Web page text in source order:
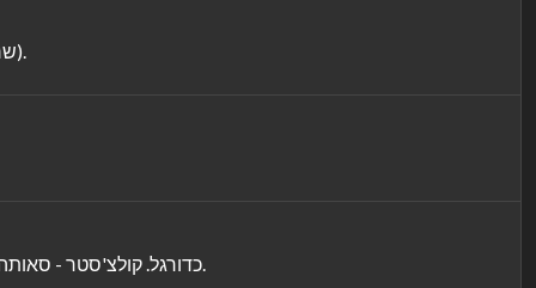
מגזין שבועי עם כל הסיפורים, מבט מאחורי הקלעים, ראיונות עם מיטב הטניסאים וכל הרגעים המיוחדים מהשבוע החולף בסבב ה-ATP. (שח).
כדורגל. קולצ'סטר - סאותהמפטון, גביע הליגה האנגלית, עונת 2026/27. דניאל פרץ וסאותהמפטון פייבוריטים לעלות לסיבוב ה-2 במפגש מול קולצ'סטר מליג 2. (שח).